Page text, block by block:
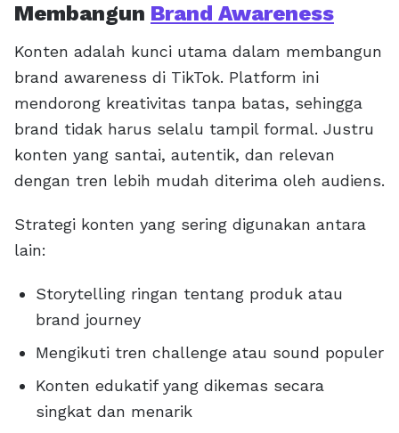
Membangun Brand Awareness
Konten adalah kunci utama dalam membangun
brand awareness di TikTok. Platform ini
mendorong kreativitas tanpa batas, sehingga
brand tidak harus selalu tampil formal. Justru
konten yang santai, autentik, dan relevan
dengan tren lebih mudah diterima oleh audiens.
Strategi konten yang sering digunakan antara
lain:
Storytelling ringan tentang produk atau
brand journey
Mengikuti tren challenge atau sound populer
Konten edukatif yang dikemas secara
singkat dan menarik